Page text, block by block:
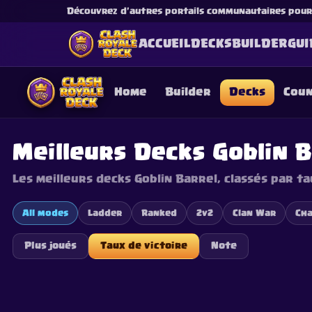
Découvrez d'autres portails communautaires pour
ACCUEILDECKSBUILDER
Home Builder Decks
Meilleurs Decks Goblin
Les meilleurs decks Goblin Barrel, classés par
All modes Ladder Ranked 2v2 Clan War
Plus joués Taux de victoire Note
This content is not